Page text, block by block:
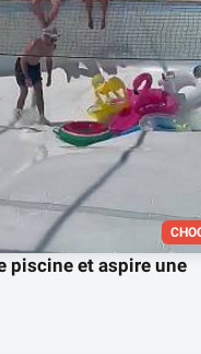
piscine et aspire une